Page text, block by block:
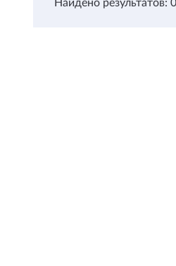
Найдено результатов: 0